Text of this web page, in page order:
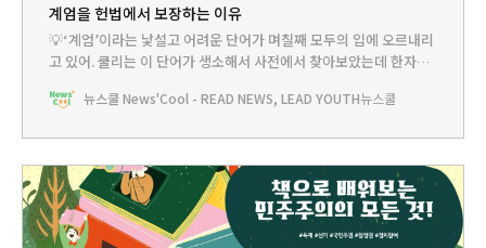
계엄을 헌법에서 보장하는 이유
💡‘계엄’이라는 낯설고 어려운 단어가 며칠째 모두의 입에 오르내리
고 있어. 쿨리는 이 단어가 생소해서 사전에서 찾아보았는데 한자어
운동 때도 계엄을 해서 군인들이 마음대로 사람들을 잡아가고 괴롭
뉴스쿨 News'Cool - READ NEWS, LEAD YOUTH뉴스쿨